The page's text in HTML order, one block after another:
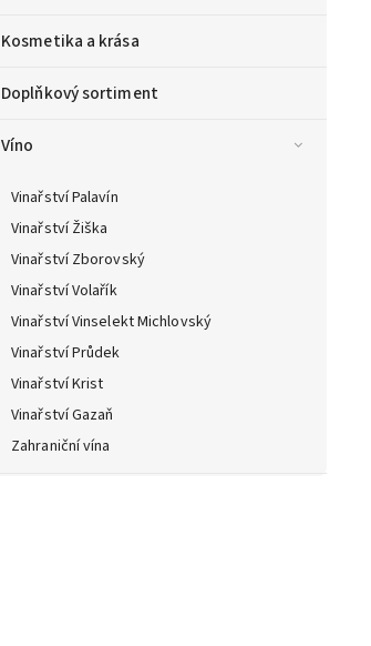
Kosmetika a krása
Doplňkový sortiment
Víno
Vinařství Palavín
Vinařství Žiška
Vinařství Zborovský
Vinařství Volařík
Vinařství Vinselekt Michlovský
Vinařství Průdek
Vinařství Krist
Vinařství Gazaň
Zahraniční vína